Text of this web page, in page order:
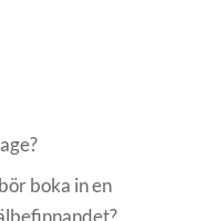
boka in en